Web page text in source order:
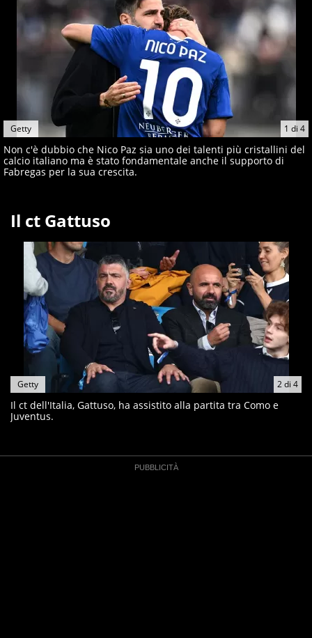
giornalisti ed esperti di sport abili sia nel gioco di
rimessa quando intercettano le notizie e le rilanciano
verso la rete, sia nella costruzione dal basso quando
creano contenuti 100% originali ed esclusivi.
1 di 4
Getty
Non c'è dubbio che Nico Paz sia uno dei talenti più cristallini del
calcio italiano ma è stato fondamentale anche il supporto di
Fabregas per la sua crescita.
Il ct Gattuso
2di 4
Getty
Il ct dell'Italia, Gattuso, ha assistito alla partita tra Como e
Juventus.